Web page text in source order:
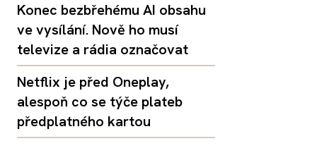
Konec bezbřehému AI obsahu
ve vysílání. Nově ho musí
televize a rádia označovat
Netflix je před Oneplay,
alespoň co se týče plateb
předplatného kartou